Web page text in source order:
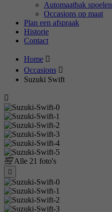
Automaatbak spoelen
Occasions op maat
Plan een afspraak
Historie
Contact
Home
Occasions
Suzuki Swift
Alle 21 foto's